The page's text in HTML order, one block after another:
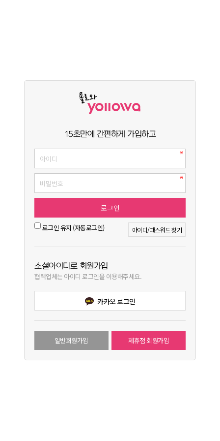
15초만에 간편하게 가입하고
로그인 유지 (자동로그인) 아이디/패스워드 찾기
소셜아이디로 회원가입
협력업체는 아이디 로그인을 이용해주세요.
카카오 로그인
일반회원가입 제휴점 회원가입